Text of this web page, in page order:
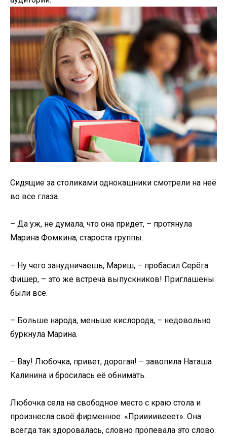
Сидящие за столиками однокашники смотрели на неё
во все глаза.
– Да уж, не думала, что она придёт, – протянула
Марина Фомкина, староста группы.
– Ну чего занудничаешь, Мариш, – пробасил Серёга
Фишер, – это же встреча выпускников! Приглашены
были все.
– Больше народа, меньше кислорода, – недовольно
буркнула Марина.
– Вау! Любочка, привет, дорогая! – завопила Наташа
Калинина и бросилась её обнимать.
Любочка села на свободное место с краю стола и
произнесла своё фирменное: «Приииивееет». Она
всегда так здоровалась, словно пропевала это слово.